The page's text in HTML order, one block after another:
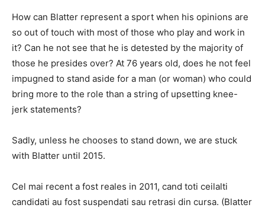
How can Blatter represent a sport when his opinions are
so out of touch with most of those who play and work in
it? Can he not see that he is detested by the majority of
those he presides over? At 76 years old, does he not feel
impugned to stand aside for a man (or woman) who could
bring more to the role than a string of upsetting knee-
jerk statements?
Sadly, unless he chooses to stand down, we are stuck
with Blatter until 2015.
Cel mai recent a fost reales in 2011, cand toti ceilalti
candidati au fost suspendati sau retrasi din cursa. (Blatter